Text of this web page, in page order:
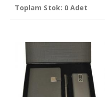
Toplam Stok: 0 Adet